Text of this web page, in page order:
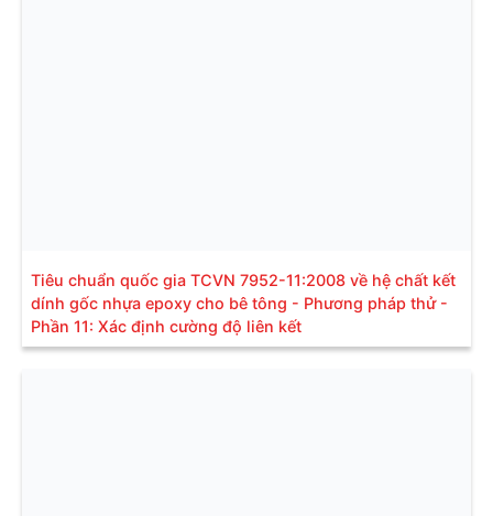
Tiêu chuẩn quốc gia TCVN 7952-11:2008 về hệ chất kết
dính gốc nhựa epoxy cho bê tông - Phương pháp thử -
Phần 11: Xác định cường độ liên kết